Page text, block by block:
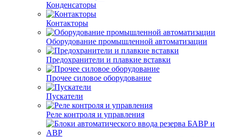
Конденсаторы
Контакторы
Оборудование промышленной автоматизации
Предохранители и плавкие вставки
Прочее силовое оборудование
Пускатели
Реле контроля и управления